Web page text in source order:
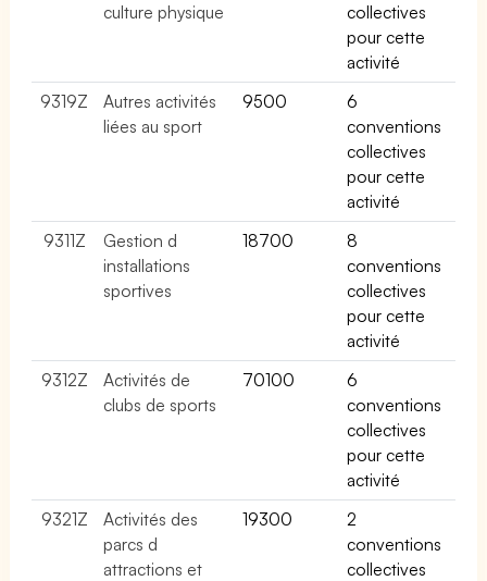
culture physique
collectives
pour cette
activité
9319Z
Autres activités
liées au sport
9500
6
conventions
collectives
pour cette
activité
9311Z
Gestion d
installations
sportives
18700
8
conventions
collectives
pour cette
activité
9312Z
Activités de
clubs de sports
70100
6
conventions
collectives
pour cette
activité
9321Z
Activités des
parcs d
attractions et
19300
2
conventions
collectives